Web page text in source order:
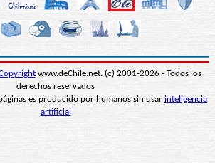
www.deChile.net. (c) 2001-2026 - Todos los
derechos reservados
es producido por humanos sin usar inteligencia
artificial